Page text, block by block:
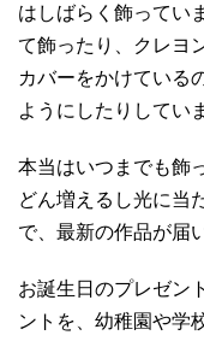
はしばらく飾ってい
て飾ったり、クレヨ
カバーをかけている
ようにしたりしてい
本当はいつまでも飾
どん増えるし光に当
で、最新の作品が届
お誕生日のプレゼン
ントを、幼稚園や学